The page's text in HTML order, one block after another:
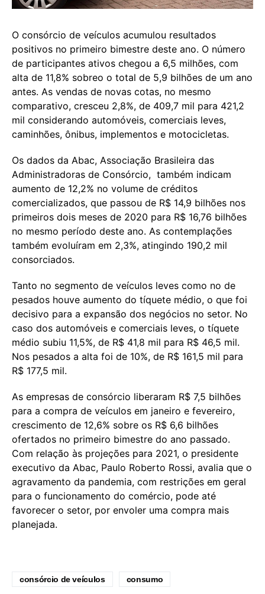
O consórcio de veículos acumulou resultados
positivos no primeiro bimestre deste ano. O número
de participantes ativos chegou a 6,5 milhões, com
alta de 11,8% sobreo o total de 5,9 bilhões de um ano
antes. As vendas de novas cotas, no mesmo
comparativo, cresceu 2,8%, de 409,7 mil para 421,2
mil considerando automóveis, comerciais leves,
caminhões, ônibus, implementos e motocicletas.
Os dados da Abac, Associação Brasileira das
Administradoras de Consórcio, também indicam
aumento de 12,2% no volume de créditos
comercializados, que passou de R$ 14,9 bilhões nos
primeiros dois meses de 2020 para R$ 16,76 bilhões
no mesmo período deste ano. As contemplações
também evoluíram em 2,3%, atingindo 190,2 mil
consorciados.
Tanto no segmento de veículos leves como no de
pesados houve aumento do tíquete médio, o que foi
decisivo para a expansão dos negócios no setor. No
caso dos automóveis e comerciais leves, o tíquete
médio subiu 11,5%, de R$ 41,8 mil para R$ 46,5 mil.
Nos pesados a alta foi de 10%, de R$ 161,5 mil para
R$ 177,5 mil.
As empresas de consórcio liberaram R$ 7,5 bilhões
para a compra de veículos em janeiro e fevereiro,
crescimento de 12,6% sobre os R$ 6,6 bilhões
ofertados no primeiro bimestre do ano passado.
Com relação às projeções para 2021, o presidente
executivo da Abac, Paulo Roberto Rossi, avalia que o
agravamento da pandemia, com restrições em geral
para o funcionamento do comércio, pode até
favorecer o setor, por envoler uma compra mais
planejada.
consórcio de veículos consumo